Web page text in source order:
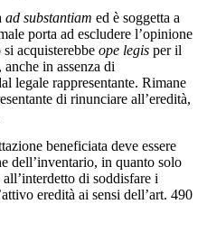
ad substantiam ed è soggetta a
porta ad escludere l’opinione
acquisterebbe ope legis per il
in assenza di
legale rappresentante. Rimane
di rinunciare all’eredità,
beneficiata deve essere
dell’inventario, in quanto solo
di soddisfare i
eredità ai sensi dell’art. 490